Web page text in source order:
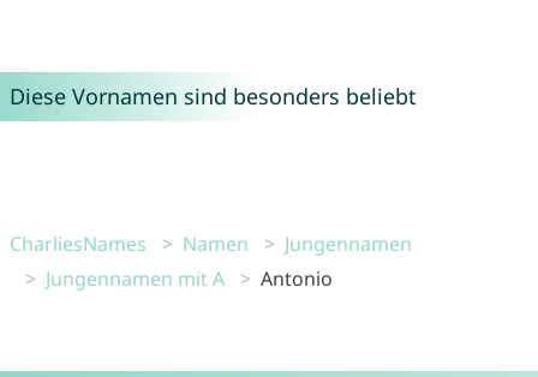
Diese Vornamen sind besonders beliebt
CharliesNames Namen
Jungennamen
Jungennamen mit A
Antonio